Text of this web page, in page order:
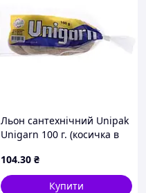
Льон сантехнічний Unipak
Unigarn 100 г. (косичка в
104.30 ₴
Купити